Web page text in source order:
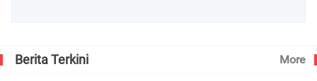
Berita Terkini More